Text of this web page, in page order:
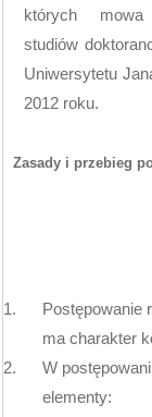
których
studiów
Uniwersytetu
2012 roku.
Zasady i przebieg
1.
Postępowanie
ma charakter
2.
W
elementy: